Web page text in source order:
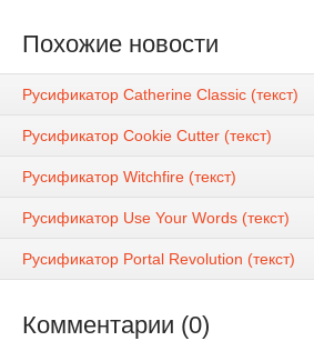
Похожие новости
Русификатор Catherine Classic (текст)
Русификатор Cookie Cutter (текст)
Русификатор Witchfire (текст)
Русификатор Use Your Words (текст)
Русификатор Portal Revolution (текст)
Комментарии (0)